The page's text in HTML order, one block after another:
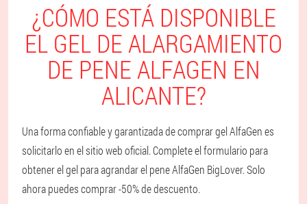
¿CÓMO ESTÁ DISPONIBLE
EL GEL DE ALARGAMIENTO
DE PENE ALFAGEN EN
ALICANTE?
Una forma confiable y garantizada de comprar gel AlfaGen es
solicitarlo en el sitio web oficial. Complete el formulario para
obtener el gel para agrandar el pene AlfaGen BigLover. Solo
ahora puedes comprar -50% de descuento.